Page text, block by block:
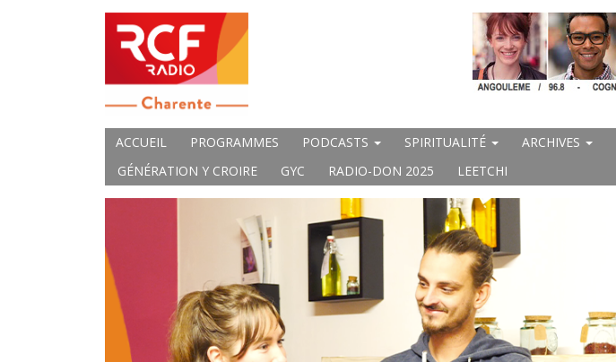
ACCUEIL PROGRAMMES PODCASTS SPIRITUALITÉ ARCHIVES
GÉNÉRATION Y CROIRE
GYC RADIO-DON 2025 LEETCHI